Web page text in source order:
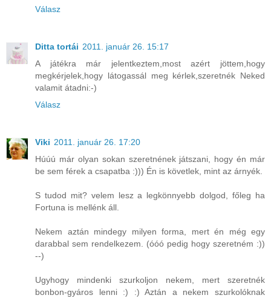
Válasz
Ditta tortái 2011. január 26. 15:17
A játékra már jelentkeztem,most azért jöttem,hogy
megkérjelek,hogy látogassál meg kérlek,szeretnék Neked
valamit átadni:-)
Válasz
Viki 2011. január 26. 17:20
Húúú már olyan sokan szeretnének játszani, hogy én már
be sem férek a csapatba :))) Én is követlek, mint az árnyék.
S tudod mit? velem lesz a legkönnyebb dolgod, főleg ha
Fortuna is mellénk áll.
Nekem aztán mindegy milyen forma, mert én még egy
darabbal sem rendelkezem. (óóó pedig hogy szeretném :))
--)
Ugyhogy mindenki szurkoljon nekem, mert szeretnék
bonbon-gyáros lenni :) :) Aztán a nekem szurkolóknak